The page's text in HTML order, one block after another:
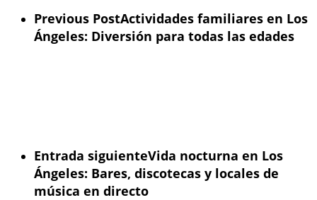
Previous PostActividades familiares en Los
Ángeles: Diversión para todas las edades
Entrada siguienteVida nocturna en Los
Ángeles: Bares, discotecas y locales de
música en directo